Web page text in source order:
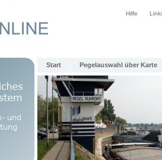
Hilfe
Start Pegelauswahl über Karte